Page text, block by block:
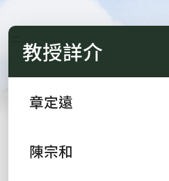
教授詳介
章定遠
陳宗和